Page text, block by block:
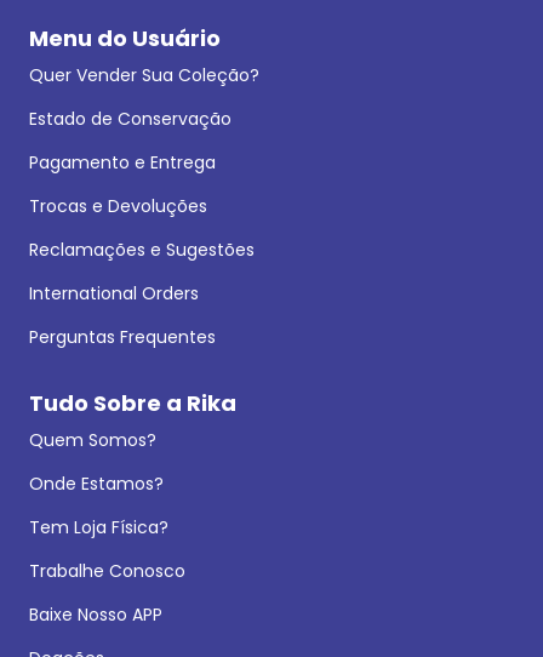
Menu do Usuário
Quer Vender Sua Coleção?
Estado de Conservação
Pagamento e Entrega
Trocas e Devoluções
Reclamações e Sugestões
International Orders
Perguntas Frequentes
Tudo Sobre a Rika
Quem Somos?
Onde Estamos?
Tem Loja Física?
Trabalhe Conosco
Baixe Nosso APP